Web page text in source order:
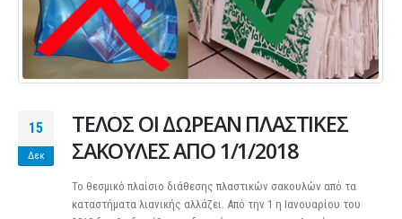
15
Δεκ
ΤΕΛΟΣ ΟΙ ΔΩΡΕΑΝ ΠΛΑΣΤΙΚΕΣ
ΣΑΚΟΥΛΕΣ ΑΠΟ 1/1/2018
Το θεσμικό πλαίσιο διάθεσης πλαστικών σακουλών από τα
καταστήματα λιανικής αλλάζει. Από την 1 η Ιανουαρίου του